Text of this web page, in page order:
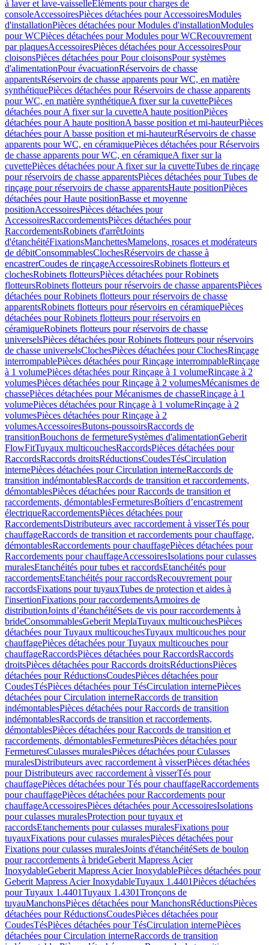
à laver et lave-vaisselleEléments pour charges de
consoleAccessoiresPièces détachées pour AccessoiresModules
d'installationPièces détachées pour Modules d'installationModules
pour WCPièces détachées pour Modules pour WCRecouvrement
par plaquesAccessoiresPièces détachées pour AccessoiresPour
cloisonsPièces détachées pour Pour cloisonsPour systèmes
d'alimentationPour évacuationRéservoirs de chasse
apparentsRéservoirs de chasse apparents pour WC, en matière
synthétiquePièces détachées pour Réservoirs de chasse apparents
pour WC, en matière synthétiqueA fixer sur la cuvettePièces
détachées pour A fixer sur la cuvetteA haute positionPièces
détachées pour A haute positionA basse position et mi-hauteurPièces
détachées pour A basse position et mi-hauteurRéservoirs de chasse
apparents pour WC, en céramiquePièces détachées pour Réservoirs
de chasse apparents pour WC, en céramiqueA fixer sur la
cuvettePièces détachées pour A fixer sur la cuvetteTubes de rinçage
pour réservoirs de chasse apparentsPièces détachées pour Tubes de
rinçage pour réservoirs de chasse apparentsHaute positionPièces
détachées pour Haute positionBasse et moyenne
positionAccessoiresPièces détachées pour
AccessoiresRaccordementsPièces détachées pour
RaccordementsRobinets d'arrêtJoints
d'étanchéitéFixationsManchettesMamelons, rosaces et modérateurs
de débitConsommablesClochesRéservoirs de chasse à
encastrerCoudes de rinçageAccessoiresRobinets flotteurs et
clochesRobinets flotteursPièces détachées pour Robinets
flotteursRobinets flotteurs pour réservoirs de chasse apparentsPièces
détachées pour Robinets flotteurs pour réservoirs de chasse
apparentsRobinets flotteurs pour réservoirs en céramiquePièces
détachées pour Robinets flotteurs pour réservoirs en
céramiqueRobinets flotteurs pour réservoirs de chasse
universelsPièces détachées pour Robinets flotteurs pour réservoirs
de chasse universelsClochesPièces détachées pour ClochesRinçage
interrompablePièces détachées pour Rinçage interrompableRinçage
à 1 volumePièces détachées pour Rinçage à 1 volumeRinçage à 2
volumesPièces détachées pour Rinçage à 2 volumesMécanismes de
chassePièces détachées pour Mécanismes de chasseRinçage à 1
volumePièces détachées pour Rinçage à 1 volumeRinçage à 2
volumesPièces détachées pour Rinçage à 2
volumesAccessoiresButons-poussoirsRaccords de
transitionBouchons de fermetureSystèmes d'alimentationGeberit
FlowFitTuyaux multicouchesRaccordsPièces détachées pour
RaccordsRaccords droitsRéductionsCoudesTésCirculation
internePièces détachées pour Circulation interneRaccords de
transition indémontablesRaccords de transition et raccordements,
démontablesPièces détachées pour Raccords de transition et
raccordements, démontablesFermeturesBoîtiers d’encastrement
électriqueRaccordementsPièces détachées pour
RaccordementsDistributeurs avec raccordement à visserTés pour
chauffageRaccords de transition et raccordements pour chauffage,
démontablesRaccordements pour chauffagePièces détachées pour
Raccordements pour chauffageAccessoiresIsolations pour culasses
muralesEtanchéités pour tubes et raccordsEtanchéités pour
raccordementsEtanchéités pour raccordsRecouvrement pour
raccordsFixations pour tuyauxTubes de protection et aides à
l'insertionFixations pour raccordementsArmoires de
distributionJoints d’étanchéitéSets de vis pour raccordements à
brideConsommablesGeberit MeplaTuyaux multicouchesPièces
détachées pour Tuyaux multicouchesTuyaux multicouches pour
chauffagePièces détachées pour Tuyaux multicouches pour
chauffageRaccordsPièces détachées pour RaccordsRaccords
droitsPièces détachées pour Raccords droitsRéductionsPièces
détachées pour RéductionsCoudesPièces détachées pour
CoudesTésPièces détachées pour TésCirculation internePièces
détachées pour Circulation interneRaccords de transition
indémontablesPièces détachées pour Raccords de transition
indémontablesRaccords de transition et raccordements,
démontablesPièces détachées pour Raccords de transition et
raccordements, démontablesFermeturesPièces détachées pour
FermeturesCulasses muralesPièces détachées pour Culasses
muralesDistributeurs avec raccordement à visserPièces détachées
pour Distributeurs avec raccordement à visserTés pour
chauffagePièces détachées pour Tés pour chauffageRaccordements
pour chauffagePièces détachées pour Raccordements pour
chauffageAccessoiresPièces détachées pour AccessoiresIsolations
pour culasses muralesProtection pour tuyaux et
raccordsEtanchements pour culasses muralesFixations pour
tuyauxFixations pour culasses muralesPièces détachées pour
Fixations pour culasses muralesJoints d'étanchéitéSets de boulon
pour raccordements à brideGeberit Mapress Acier
InoxydableGeberit Mapress Acier InoxydablePièces détachées pour
Geberit Mapress Acier InoxydableTuyaux 1.4401Pièces détachées
pour Tuyaux 1.4401Tuyaux 1.4301Tronçons de
tuyauManchonsPièces détachées pour ManchonsRéductionsPièces
détachées pour RéductionsCoudesPièces détachées pour
CoudesTésPièces détachées pour TésCirculation internePièces
détachées pour Circulation interneRaccords de transition